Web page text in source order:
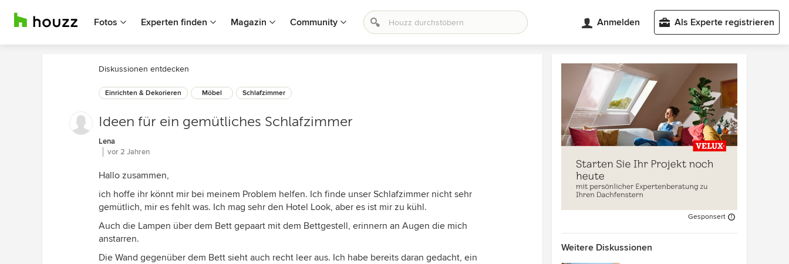
Fotos Experten finden Magazin Community Anmelden Als Experte registrieren
Diskussionen entdecken
Einrichten & Dekorieren Möbel Schlafzimmer
Ideen für ein gemütliches Schlafzimmer
Lena
vor 2 Jahren
Hallo zusammen,
ich hoffe ihr könnt mir bei meinem Problem helfen. Ich finde unser Schlafzimmer nicht sehr
gemütlich, mir es fehlt was. Ich mag sehr den Hotel Look, aber es ist mir zu kühl.
Auch die Lampen über dem Bett gepaart mit dem Bettgestell, erinnern an Augen die mich
anstarren.
Die Wand gegenüber dem Bett sieht auch recht leer aus. Ich habe bereits daran gedacht, ein
Gesponsert
Weitere Diskussionen